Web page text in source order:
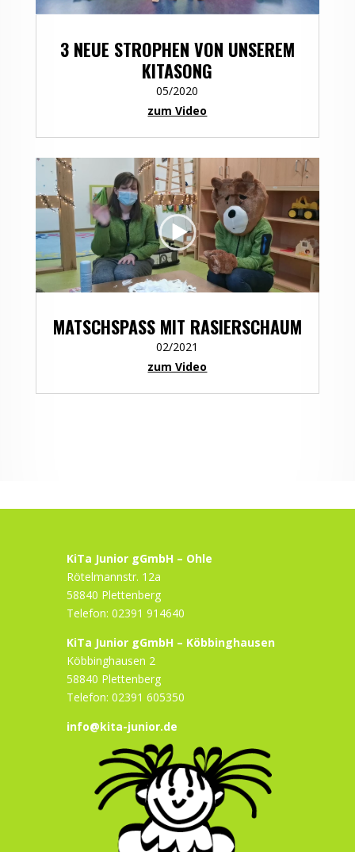
3 NEUE STROPHEN VON UNSEREM
KITASONG
05/2020
zum Video
MATSCHSPASS MIT RASIERSCHAUM
02/2021
zum Video
KiTa Junior gGmbH – Ohle
Rötelmannstr. 12a
58840 Plettenberg
Telefon: 02391 914640
KiTa Junior gGmbH – Köbbinghausen
Köbbinghausen 2
58840 Plettenberg
Telefon: 02391 605350
info@kita-junior.de